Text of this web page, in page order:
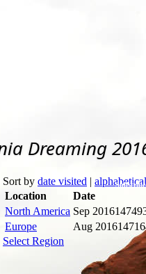
Subscribe
Dreaming
Sort by date visited | alphabetical
Location
Date
North America Sep 2016
Europe
Aug 2016
Select Region